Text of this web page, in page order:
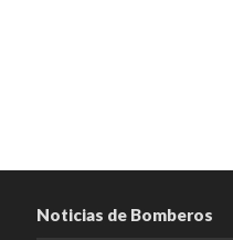
Noticias de Bomberos